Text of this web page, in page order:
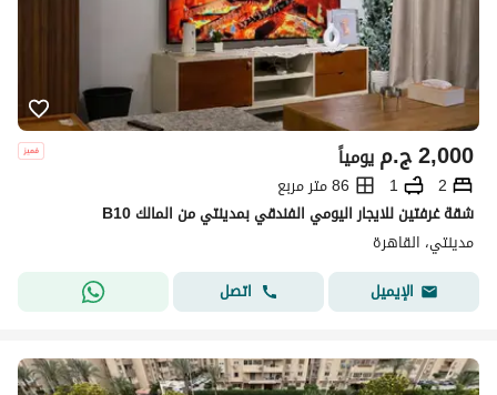
ج.م2,000 يومياً
2
1
86 متر مربع
شقة غرفتين للايجار اليومي الفندقي بمدينتي من المالك B10
مدينتي، القاهرة
الإيميل
اتصل